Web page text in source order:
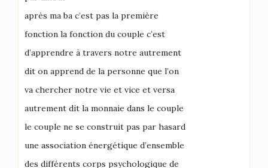
après ma ba c’est pas la première
fonction la fonction du couple c’est
d’apprendre à travers notre autrement
dit on apprend de la personne que l’on
va chercher notre vie et vice et versa
autrement dit la monnaie dans le couple
le couple ne se construit pas par hasard
une association énergétique d’ensemble
des différents corps psychologique de